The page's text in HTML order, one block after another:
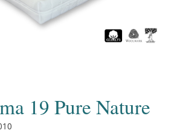
19 Pure Nature